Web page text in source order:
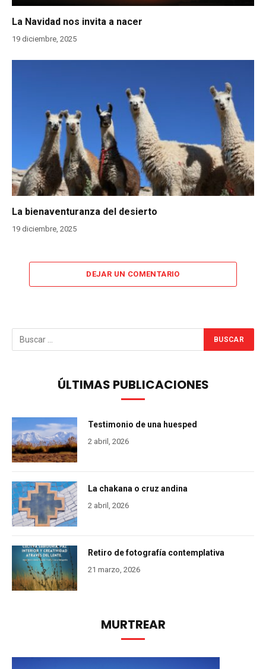
La Navidad nos invita a nacer
19 diciembre, 2025
La bienaventuranza del desierto
19 diciembre, 2025
DEJAR UN COMENTARIO
ÚLTIMAS PUBLICACIONES
Testimonio de una huesped
2 abril, 2026
La chakana o cruz andina
2 abril, 2026
Retiro de fotografía contemplativa
21 marzo, 2026
MURTREAR